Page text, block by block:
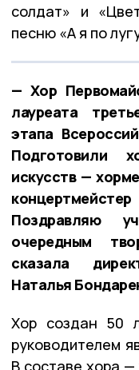
солдат» и
песню «А я по
— Хор
лауреата
этапа
Подготовили
искусств —
Поздравляю
очередным
сказала
Наталья
Хор создан 50
руководителем
В составе хора —